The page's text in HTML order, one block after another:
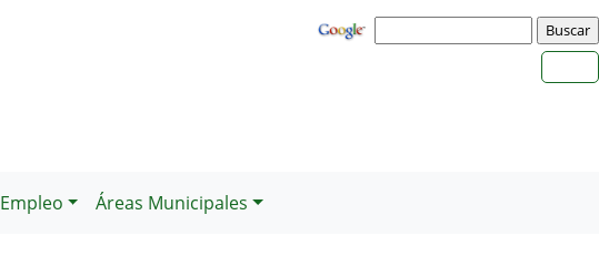
Empleo Áreas Municipales